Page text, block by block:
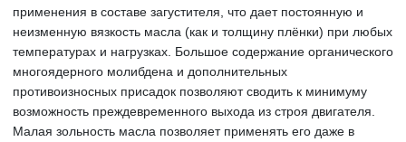
применения в составе загустителя, что дает постоянную и
неизменную вязкость масла (как и толщину плёнки) при любых
температурах и нагрузках. Большое содержание органического
многоядерного молибдена и дополнительных
противоизносных присадок позволяют сводить к минимуму
возможность преждевременного выхода из строя двигателя.
Малая зольность масла позволяет применять его даже в